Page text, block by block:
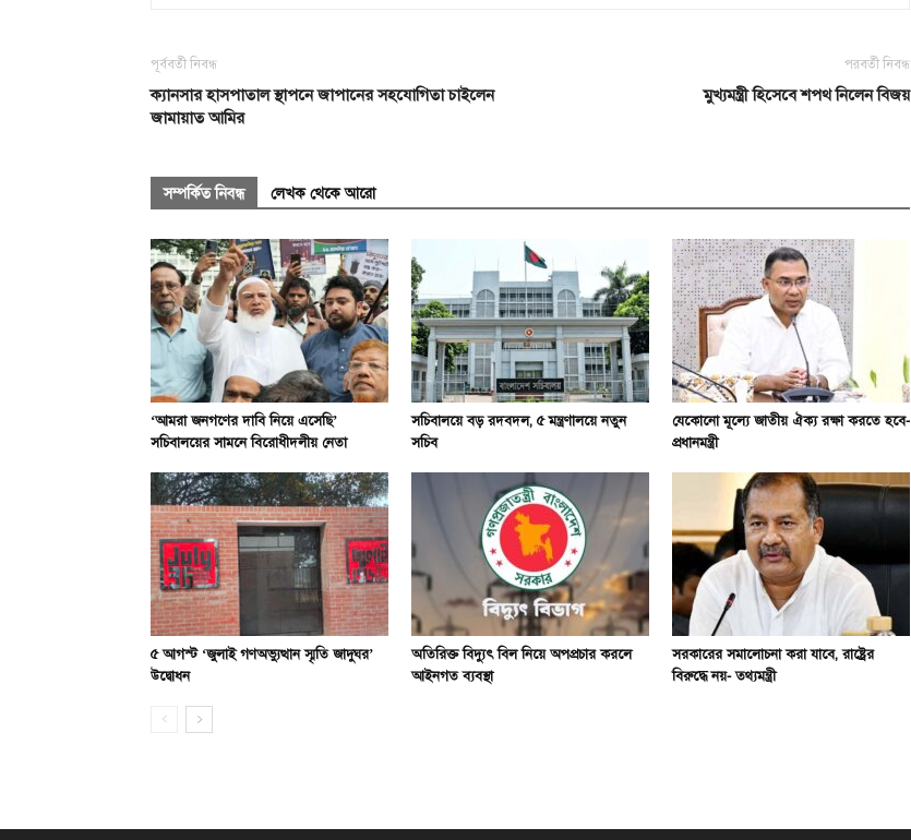
পূর্ববর্তী নিবন্ধ
ক্যানসার হাসপাতাল স্থাপনে জাপানের সহযোগিতা চাইলেন
জামায়াত আমির
পরবর্তী নিবন্ধ
মুখ্যমন্ত্রী হিসেবে শপথ নিলেন বিজয়
সম্পর্কিত নিবন্ধ লেখক থেকে আরো
‘আমরা জনগণের দাবি নিয়ে এসেছি’
সচিবালয়ের সামনে বিরোধীদলীয় নেতা
সচিবালয়ে বড় রদবদল, ৫ মন্ত্রণালয়ে নতুন
সচিব
যেকোনো মূল্যে জাতীয় ঐক্য রক্ষা করতে হবে-
প্রধানমন্ত্রী
৫ আগস্ট ‘জুলাই গণঅভ্যুত্থান স্মৃতি জাদুঘর’
উদ্বোধন
অতিরিক্ত বিদ্যুৎ বিল নিয়ে অপপ্রচার করলে
আইনগত ব্যবস্থা
সরকারের সমালোচনা করা যাবে, রাষ্ট্রের
বিরুদ্ধে নয়- তথ্যমন্ত্রী